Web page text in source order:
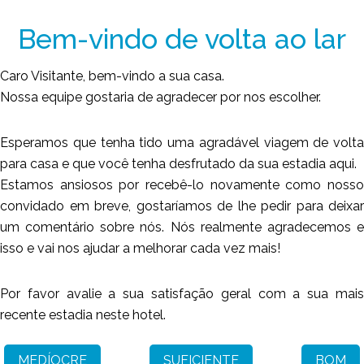
Bem-vindo de volta ao lar
Caro Visitante, bem-vindo a sua casa.
Nossa equipe gostaria de agradecer por nos escolher.
Esperamos que tenha tido uma agradável viagem de volta
para casa e que você tenha desfrutado da sua estadia aqui.
Estamos ansiosos por recebê-lo novamente como nosso
convidado em breve, gostaríamos de lhe pedir para deixar
um comentário sobre nós. Nós realmente agradecemos e
isso e vai nos ajudar a melhorar cada vez mais!
Por favor avalie a sua satisfação geral com a sua mais
recente estadia neste hotel.
MEDÍOCRE SUFICIENTE
BOM